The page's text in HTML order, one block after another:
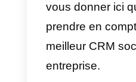
clients
réponse
Callbell en